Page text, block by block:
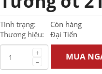
Tình trạng:
Còn hàng
Thương hiệu:
Đại Tiến
+
–
MUA